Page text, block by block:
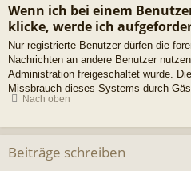
Wenn ich bei einem
klicke, werde ich
Nur registrierte Benutzer dürfen die
Nachrichten an andere Benutzer
Administration freigeschaltet wurde.
Missbrauch dieses Systems durch
Nach oben
Beiträge schreiben